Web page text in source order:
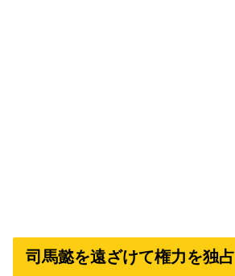
司馬懿を遠ざけて権力を独占